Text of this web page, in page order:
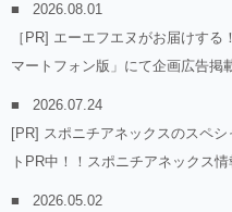
2026.08.01
［PR] エーエフエヌがお届けす
マートフォン版」にて企画広告掲
2026.07.24
[PR] スポニチアネックスのスペ
トPR中！！スポニチアネックス
2026.05.02